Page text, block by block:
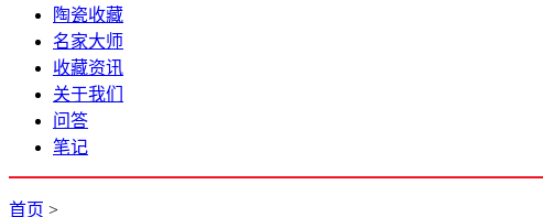
陶瓷收藏
名家大师
收藏资讯
关于我们
问答
笔记
首页 >